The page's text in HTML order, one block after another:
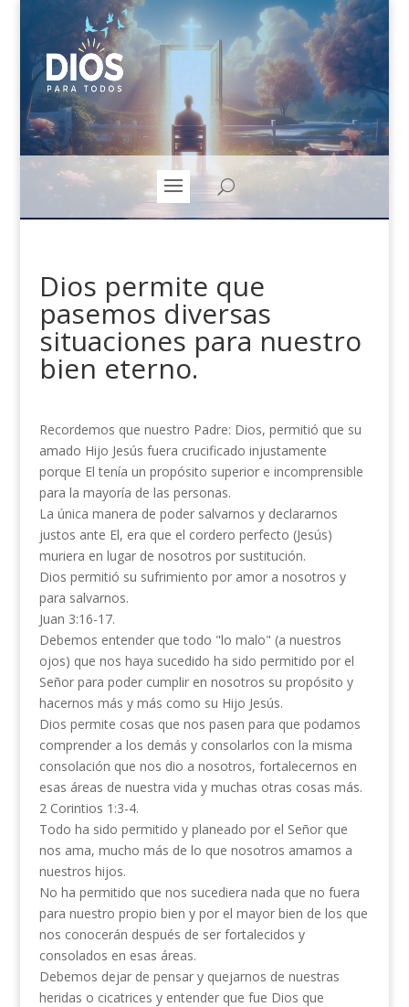
Dios permite que
pasemos diversas
situaciones para nuestro
bien eterno.
Recordemos que nuestro Padre: Dios, permitió que su
amado Hijo Jesús fuera crucificado injustamente
porque El tenía un propósito superior e incomprensible
para la mayoría de las personas.
La única manera de poder salvarnos y declararnos
justos ante El, era que el cordero perfecto (Jesús)
muriera en lugar de nosotros por sustitución.
Dios permitió su sufrimiento por amor a nosotros y
para salvarnos.
Juan 3:16-17.
Debemos entender que todo "lo malo" (a nuestros
ojos) que nos haya sucedido ha sido permitido por el
Señor para poder cumplir en nosotros su propósito y
hacernos más y más como su Hijo Jesús.
Dios permite cosas que nos pasen para que podamos
comprender a los demás y consolarlos con la misma
consolación que nos dio a nosotros, fortalecernos en
esas áreas de nuestra vida y muchas otras cosas más.
2 Corintios 1:3-4.
Todo ha sido permitido y planeado por el Señor que
nos ama, mucho más de lo que nosotros amamos a
nuestros hijos.
No ha permitido que nos sucediera nada que no fuera
para nuestro propio bien y por el mayor bien de los que
nos conocerán después de ser fortalecidos y
consolados en esas áreas.
Debemos dejar de pensar y quejarnos de nuestras
heridas o cicatrices y entender que fue Dios que